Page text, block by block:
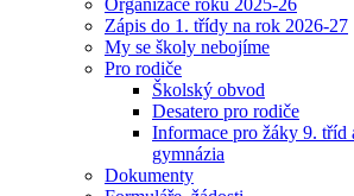
Organizace roku 2025-26
Zápis do 1. třídy na rok 2026-27
My se školy nebojíme
Pro rodiče
Školský obvod
Desatero pro rodiče
Informace pro žáky 9. tříd
gymnázia
Dokumenty